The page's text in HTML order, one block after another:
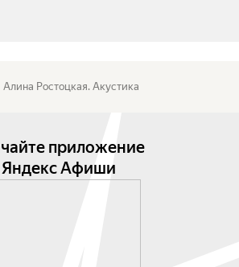
Алина Ростоцкая. Акустика
приложение
Яндекс Афиши